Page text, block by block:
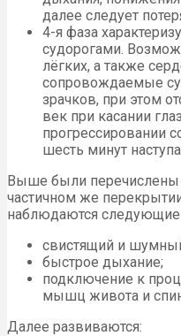
далее следует
4-я фаза
судорогами.
лёгких, а также
сопровождаемые
зрачков, при этом
век при касании
прогрессировании
шесть минут
Выше были
частичном же
наблюдаются
свистящий и
быстрое дыхание;
подключение к
мышц живота и
Далее развиваются: